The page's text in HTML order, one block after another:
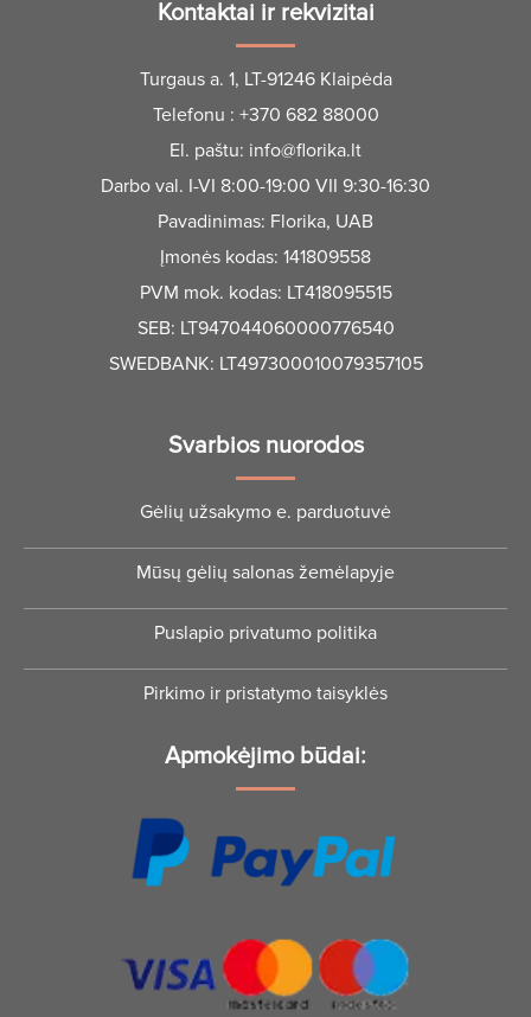
Kontaktai ir rekvizitai
Turgaus a. 1, LT-91246 Klaipėda
Telefonu : +370 682 88000
El. paštu: info@florika.lt
Darbo val. I-VI 8:00-19:00 VII 9:30-16:30
Pavadinimas: Florika, UAB
Įmonės kodas: 141809558
PVM mok. kodas: LT418095515
SEB: LT947044060000776540
SWEDBANK: LT497300010079357105
Svarbios nuorodos
Gėlių užsakymo e. parduotuvė
Mūsų gėlių salonas žemėlapyje
Puslapio privatumo politika
Pirkimo ir pristatymo taisyklės
Apmokėjimo būdai: